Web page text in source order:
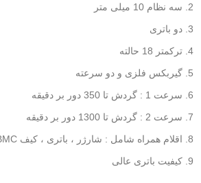
سه نظام 10 میلی متر
دو باتری
ترکمتر 18 حالته
گیربکس فلزی و دو سرعته
سرعت 1 : گردش تا 350 دور بر دقیقه
سرعت 2 : گردش تا 1300 دور بر دقیقه
اقلام همراه شامل : شارژر ، باتری ، کیف BMC ، سری پیچ گوشتی
کیفیت باتری عالی